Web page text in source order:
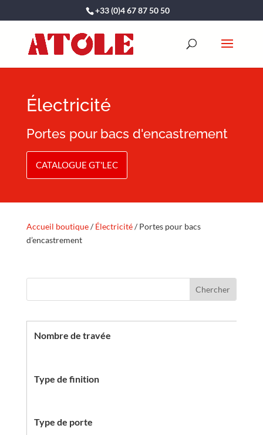
+33 (0)4 67 87 50 50
Électricité
Portes pour bacs d'encastrement
CATALOGUE GT'LEC
Accueil boutique/Électricité/ Portes pour bacs
d’encastrement
Nombre de travée
Type de finition
Type de porte